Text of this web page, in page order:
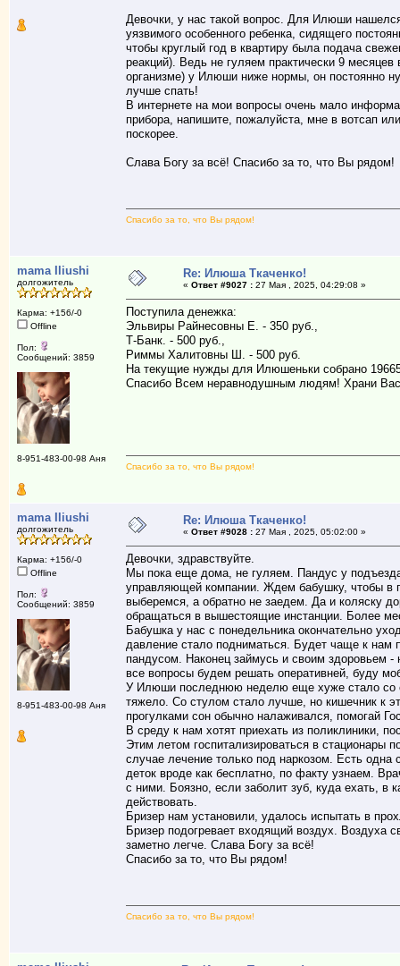
Девочки, у нас такой вопрос. Для Илюши
уязвимого особенного ребенка, сидящего
чтобы круглый год в квартиру была подача
реакций). Ведь не гуляем практически 9
организме) у Илюши ниже нормы, он постоянно
лучше спать!
В интернете на мои вопросы очень мало
прибора, напишите, пожалуйста, мне в вотсап
поскорее.
Слава Богу за всё! Спасибо за то, что Вы рядом!
Спасибо за то, что Вы рядом!
mama Iliushi
долгожитель
Карма: +156/-0
Offline
Пол:
Сообщений: 3859
8-951-483-00-98 Аня
Re: Илюша Ткаченко!
« Ответ #9027 :27 Мая , 2025, 04:29:08 »
Поступила денежка:
Эльвиры Райнесовны Е. - 350 руб.,
Т-Банк. - 500 руб.,
Риммы Халитовны Ш. - 500 руб.
На текущие нужды для Илюшеньки собрано
Спасибо Всем неравнодушным людям! Храни
Спасибо за то, что Вы рядом!
mama Iliushi
долгожитель
Карма: +156/-0
Offline
Пол:
Сообщений: 3859
8-951-483-00-98 Аня
Re: Илюша Ткаченко!
« Ответ #9028 :27 Мая , 2025, 05:02:00 »
Девочки, здравствуйте.
Мы пока еще дома, не гуляем. Пандус у
управляющей компании. Ждем бабушку, чтобы в
выберемся, а обратно не заедем. Да и коляску
обращаться в вышестоящие инстанции. Более
Бабушка у нас с понедельника окончательно
давление стало подниматься. Будет чаще к нам
пандусом. Наконец займусь и своим здоровьем
все вопросы будем решать оперативней, буду
У Илюши последнюю неделю еще хуже стало со
тяжело. Со стулом стало лучше, но кишечник к
прогулками сон обычно налаживался, помогай
В среду к нам хотят приехать из поликлиники,
Этим летом госпитализироваться в стационары
случае лечение только под наркозом. Есть одна
деток вроде как бесплатно, по факту узнаем.
с ними. Боязно, если заболит зуб, куда ехать, в
действовать.
Бризер нам установили, удалось испытать в
Бризер подогревает входящий воздух. Воздуха
заметно легче. Слава Богу за всё!
Спасибо за то, что Вы рядом!
Спасибо за то, что Вы рядом!